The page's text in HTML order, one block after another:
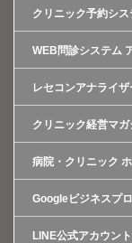
クリニック予約シ
WEB問診システム
レセコンアナライザ
クリニック経営マガ
病院・クリニック
Googleビジネスプ
LINE公式アカウン